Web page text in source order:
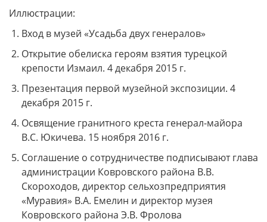
Иллюстрации:
Вход в музей «Усадьба двух генералов»
Открытие обелиска героям взятия турецкой
крепости Измаил. 4 декабря 2015 г.
Презентация первой музейной экспозиции. 4
декабря 2015 г.
Освящение гранитного креста генерал-майора
В.С. Юкичева. 15 ноября 2016 г.
Соглашение о сотрудничестве подписывают глава
администрации Ковровского района В.В.
Скороходов, директор сельхозпредприятия
«Муравия» В.А. Емелин и директор музея
Ковровского района Э.В. Фролова